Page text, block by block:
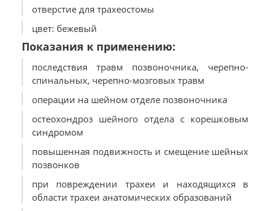
отверстие для трахеостомы
цвет: бежевый
Показания к применению:
последствия травм позвоночника, черепно-
спинальных, черепно-мозговых травм
операции на шейном отделе позвоночника
остеохондроз шейного отдела с корешковым
синдромом
повышенная подвижность и смещение шейных
позвонков
при повреждении трахеи и находящихся в
области трахеи анатомических образований